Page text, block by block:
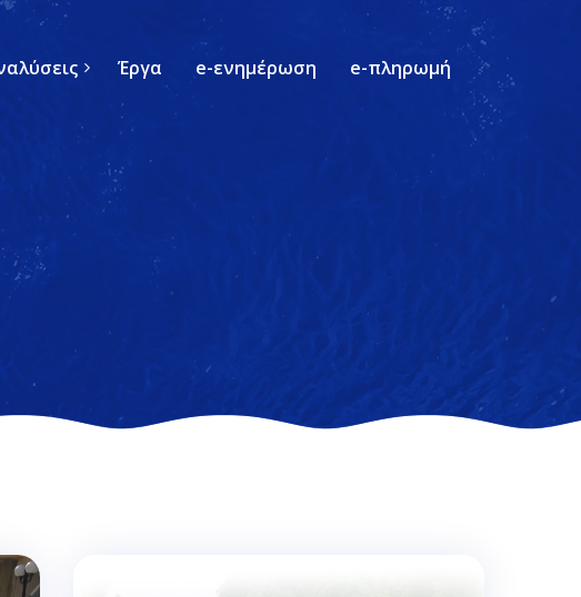
Έργα e-ενημέρωση e-πληρωμή